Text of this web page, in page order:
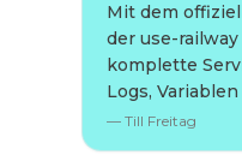
Mit dem
der use-
komplette
Logs,
— Till Freitag